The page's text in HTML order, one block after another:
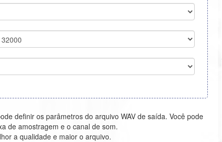
definir os parâmetros do arquivo WAV de saída. Você pode
de amostragem e o canal de som.
a qualidade e maior o arquivo.